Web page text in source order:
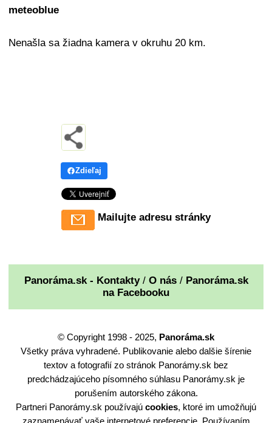
meteoblue
Nenašla sa žiadna kamera v okruhu 20 km.
Zdieľaj
Mailujte adresu stránky
Panoráma.sk - Kontakty/ O nás/ Panoráma.sk
na Facebooku
© Copyright 1998 - 2025, Panoráma.sk
Všetky práva vyhradené. Publikovanie alebo dalšie šírenie
textov a fotografií zo stránok Panorámy.sk bez
predchádzajúceho písomného súhlasu Panorámy.sk je
porušením autorského zákona.
Partneri Panorámy.sk používajú cookies, ktoré im umožňujú
zaznamenávať vaše internetové preferencie. Používaním